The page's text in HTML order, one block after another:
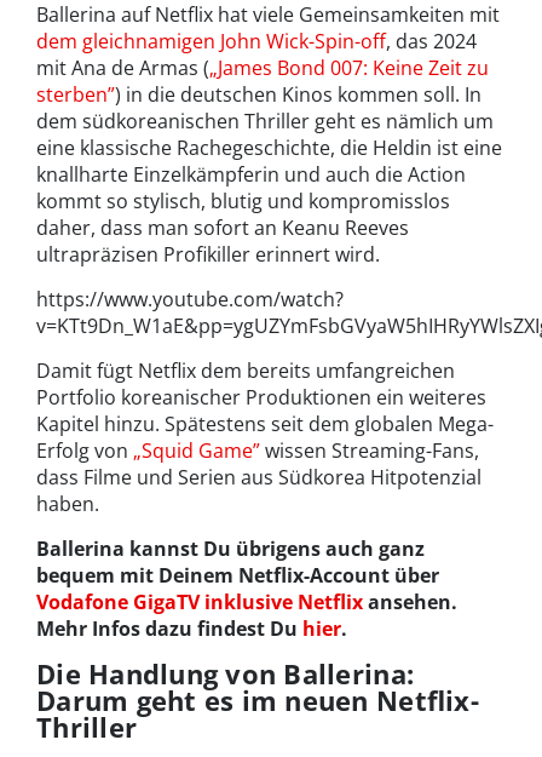
Ballerina auf Netflix hat viele Gemeinsamkeiten mit
dem gleichnamigen John Wick-Spin-off, das 2024
mit Ana de Armas („James Bond 007: Keine Zeit zu
sterben”) in die deutschen Kinos kommen soll. In
dem südkoreanischen Thriller geht es nämlich um
eine klassische Rachegeschichte, die Heldin ist eine
knallharte Einzelkämpferin und auch die Action
kommt so stylisch, blutig und kompromisslos
daher, dass man sofort an Keanu Reeves
ultrapräzisen Profikiller erinnert wird.
https://www.youtube.com/watch?
Damit fügt Netflix dem bereits umfangreichen
Portfolio koreanischer Produktionen ein weiteres
Kapitel hinzu. Spätestens seit dem globalen Mega-
Erfolg von „Squid Game”wissen Streaming-Fans,
dass Filme und Serien aus Südkorea Hitpotenzial
haben.
Ballerina kannst Du übrigens auch ganz
bequem mit Deinem Netflix-Account über
Vodafone GigaTV inklusive Netflixansehen.
Mehr Infos dazu findest Du hier.
Die Handlung von Ballerina:
Darum geht es im neuen Netflix-
Thriller